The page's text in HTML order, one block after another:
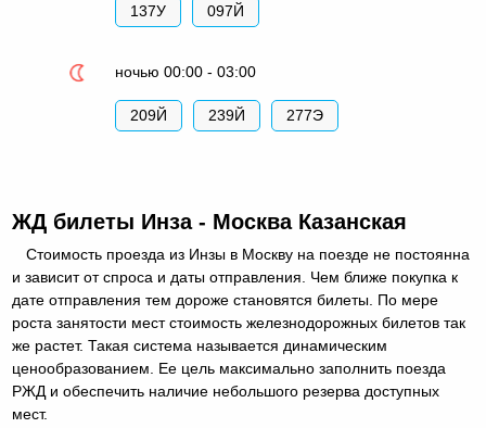
137У 097Й
ночью 00:00 - 03:00
209Й 239Й 277Э
ЖД билеты Инза - Москва Казанская
Стоимость проезда из Инзы в Москву на поезде не постоянна
и зависит от спроса и даты отправления. Чем ближе покупка к
дате отправления тем дороже становятся билеты. По мере
роста занятости мест стоимость железнодорожных билетов так
же растет. Такая система называется динамическим
ценообразованием. Ее цель максимально заполнить поезда
РЖД и обеспечить наличие небольшого резерва доступных
мест.